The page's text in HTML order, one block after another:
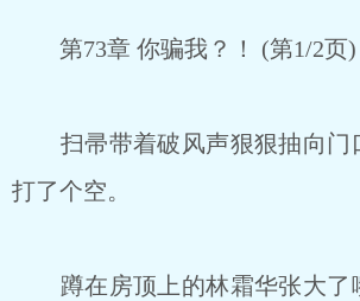
第73章 你骗我？！ (第1/2页)
扫帚带着破风声狠狠抽向门
打了个空。
蹲在房顶上的林霜华张大了